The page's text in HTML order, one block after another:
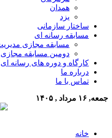
همدان
یزد
ساختار سازمانی
مسابقه رسانه ای
مسابقه مجازی
دومین مسابقه
کارگاه و دوره های رسانه ای
درباره ما
تماس با ما
جمعه, ۱۶ مرداد , ۱۴۰۵
خانه